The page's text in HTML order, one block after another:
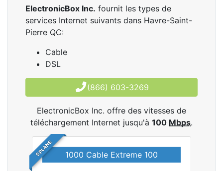
ElectronicBox Inc. fournit les types de
services Internet suivants dans Havre-Saint-
Pierre QC:
Cable
DSL
(866) 603-3269
ElectronicBox Inc. offre des vitesses de
téléchargement Internet jusqu'à 100 Mbps.
5 PLANS 1000 Cable Extreme 100